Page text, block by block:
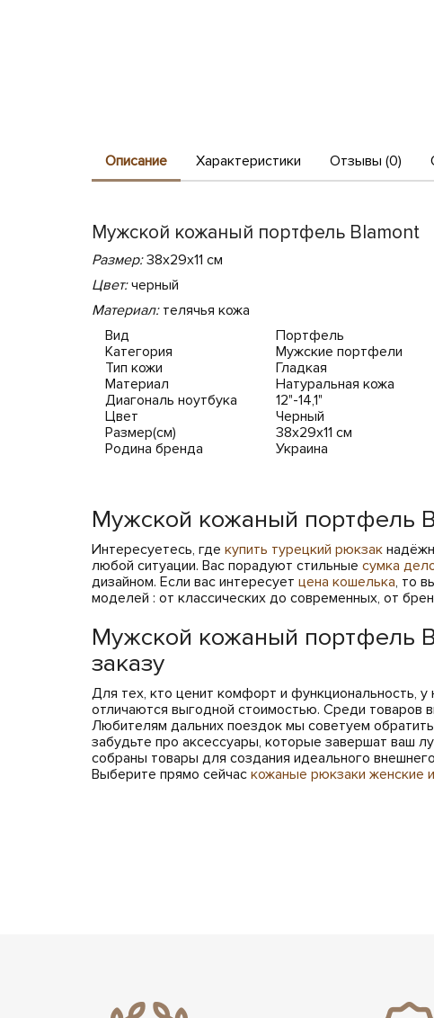
Описание Характеристики Отзывы (0)
Мужской кожаный портфель Blamont
Размер:38х29х11 см
Цвет:черный
Материал: телячья кожа
Вид
Портфель
Категория
Мужские портфели
Тип кожи
Гладкая
Материал
Натуральная кожа
Диагональ ноутбука
12"-14,1"
Цвет
Черный
Размер(см)
38х29х11 см
Родина бренда
Украина
Мужской кожаный портфель
Интересуетесь, где купить турецкий рюкзак
любой ситуации. Вас порадуют стильные сумка
дизайном. Если вас интересует цена кошелька, то
моделей : от классических до современных, от
Мужской кожаный портфель
заказу
Для тех, кто ценит комфорт и функциональность, у
отличаются выгодной стоимостью. Среди товаров
Любителям дальних поездок мы советуем
забудьте про аксессуары, которые завершат ваш
собраны товары для создания идеального
Выберите прямо сейчас кожаные рюкзаки женские